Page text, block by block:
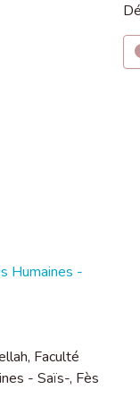
Humaines -
Faculté
- Saïs-, Fès